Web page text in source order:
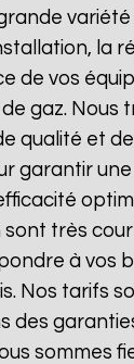
variété
la
de vos
gaz. Nous
qualité et
garantir une
très
à vos
Nos tarifs
des
sommes